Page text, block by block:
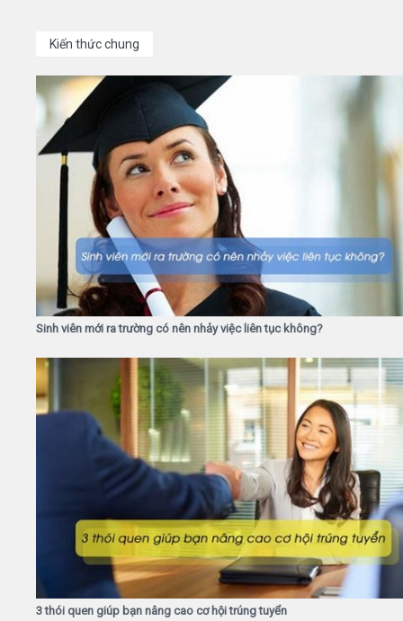
Kiến thức chung
Sinh viên mới ra trường có nên nhảy việc liên tục không?
3 thói quen giúp bạn nâng cao cơ hội trúng tuyển